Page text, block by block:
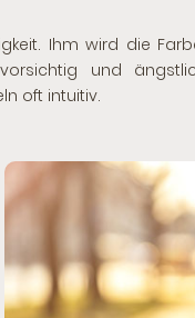
Ihm wird die
und
oft intuitiv.